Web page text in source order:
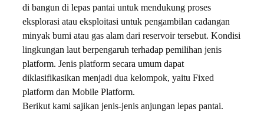
di bangun di lepas pantai untuk mendukung proses
eksplorasi atau eksploitasi untuk pengambilan cadangan
minyak bumi atau gas alam dari reservoir tersebut. Kondisi
lingkungan laut berpengaruh terhadap pemilihan jenis
platform. Jenis platform secara umum dapat
diklasifikasikan menjadi dua kelompok, yaitu Fixed
platform dan Mobile Platform.
Berikut kami sajikan jenis-jenis anjungan lepas pantai.